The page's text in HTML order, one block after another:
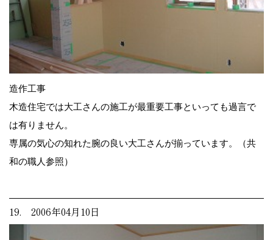
造作工事
木造住宅では大工さんの施工が最重要工事といっても過言で
は有りません。
専属の気心の知れた腕の良い大工さんが揃っています。（共
和の職人参照）
19. 2006年04月10日